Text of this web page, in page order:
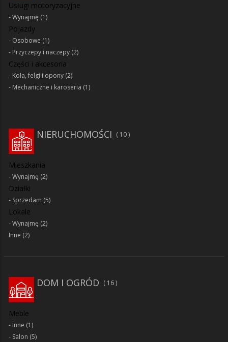
Usługi motoryzacyjne
Wynajmę (1)
Pojazdy
Osobowe (1)
Przyczepy i naczepy (2)
Części i akcesoria
Koła, felgi i opony (2)
Mechaniczne i karoseria (1)
NIERUCHOMOŚCI 10
Mieszkania
Wynajmę (2)
Działki
Sprzedam (5)
Lokale
Wynajmę (2)
Inne (2)
DOM I OGRÓD 16
Meble
Inne (1)
Salon (5)